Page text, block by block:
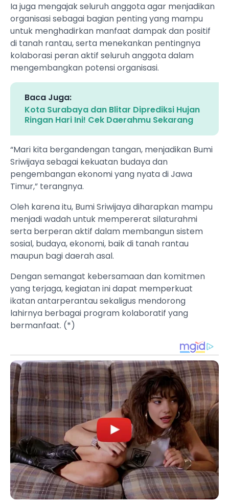
Ia juga mengajak seluruh anggota agar menjadikan
organisasi sebagai bagian penting yang mampu
untuk menghadirkan manfaat dampak dan positif
di tanah rantau, serta menekankan pentingnya
kolaborasi peran aktif seluruh anggota dalam
mengembangkan potensi organisasi.
Baca Juga:
Kota Surabaya dan Blitar Diprediksi Hujan
Ringan Hari Ini! Cek Daerahmu Sekarang
“Mari kita bergandengan tangan, menjadikan Bumi
Sriwijaya sebagai kekuatan budaya dan
pengembangan ekonomi yang nyata di Jawa
Timur,” terangnya.
Oleh karena itu, Bumi Sriwijaya diharapkan mampu
menjadi wadah untuk mempererat silaturahmi
serta berperan aktif dalam membangun sistem
sosial, budaya, ekonomi, baik di tanah rantau
maupun bagi daerah asal.
Dengan semangat kebersamaan dan komitmen
yang terjaga, kegiatan ini dapat memperkuat
ikatan antarperantau sekaligus mendorong
lahirnya berbagai program kolaboratif yang
bermanfaat. (*)